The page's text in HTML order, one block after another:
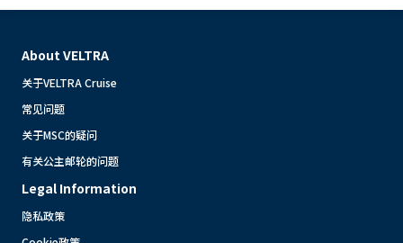
About VELTRA
关于VELTRA Cruise
常见问题
关于MSC的疑问
有关公主邮轮的问题
Legal Information
隐私政策